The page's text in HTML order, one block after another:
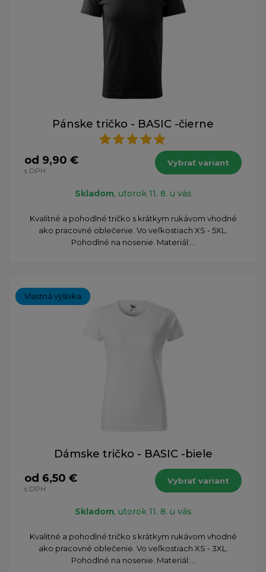
Pánske tričko - BASIC -čierne
od 9,90 €
s DPH
Vybrať variant
Skladom, utorok 11. 8. u vás
Kvalitné a pohodlné tričko s krátkym rukávom vhodné
ako pracovné oblečenie. Vo veľkostiach XS - 5XL.
Pohodlné na nosenie. Materiál:...
Vlastná výšivka
Dámske tričko - BASIC -biele
od 6,50 €
s DPH
Vybrať variant
Skladom, utorok 11. 8. u vás
Kvalitné a pohodlné tričko s krátkym rukávom vhodné
ako pracovné oblečenie. Vo veľkostiach XS - 3XL.
Pohodlné na nosenie. Materiál:...